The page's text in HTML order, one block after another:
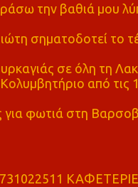
την βαθιά μου
σηματοδοτεί το
σε όλη τη
από τις
για φωτιά στη